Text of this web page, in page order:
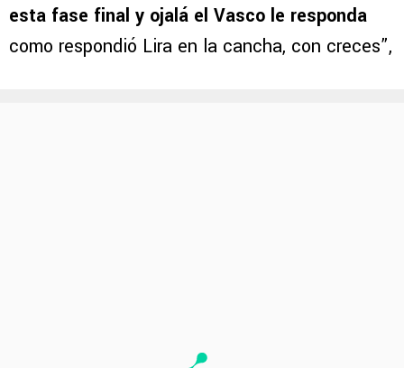
esta fase final y ojalá el Vasco le responda
como respondió Lira en la cancha, con creces”,